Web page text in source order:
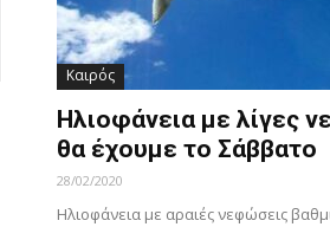
Καιρός
Ηλιοφάνεια με λίγες
θα έχουμε το Σάββατο
28/02/2020
Ηλιοφάνεια με αραιές νεφώσεις